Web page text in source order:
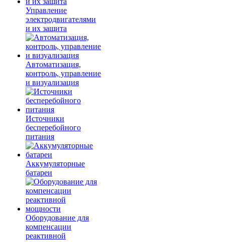
Управление
электродвигателями
и их защита
Автоматизация,
контроль, управление
и визуализация
Источники
бесперебойного
питания
Аккумуляторные
батареи
Оборудование для
компенсации
реактивной